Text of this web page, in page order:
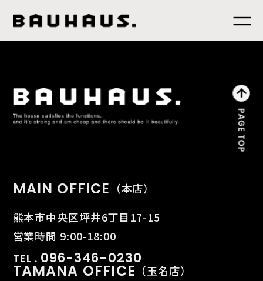
MAIN OFFICE （本店）
熊本市中央区坪井6丁目17-15
営業時間 9:00-18:00
TEL . 096-346-0230
TAMANA OFFICE （玉名店）